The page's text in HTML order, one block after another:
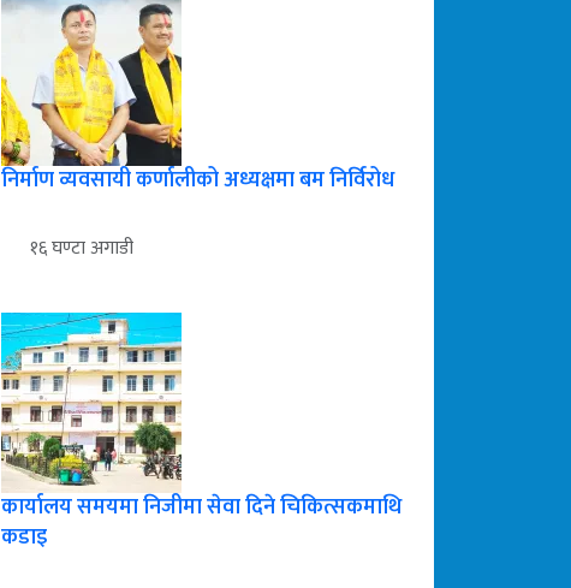
निर्माण व्यवसायी कर्णालीको अध्यक्षमा बम निर्विरोध
१६ घण्टा अगाडी
कार्यालय समयमा निजीमा सेवा दिने चिकित्सकमाथि
कडाइ